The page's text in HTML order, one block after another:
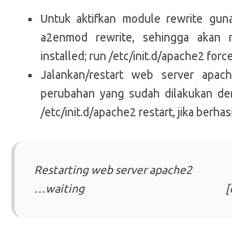
Untuk aktifkan module rewrite
a2enmod rewrite, sehingga akan
installed; run /etc/init.d/apache2
Jalankan/restart web server
perubahan yang sudah dilakukan
/etc/init.d/apache2 restart, jika
Restarting web server apache2
…waiting